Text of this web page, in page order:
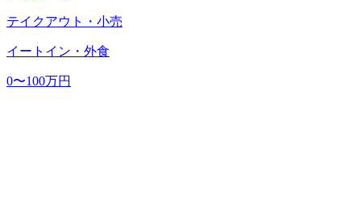
テイクアウト・小売
イートイン・外食
0〜100万円